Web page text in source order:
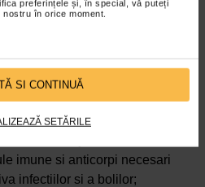
preferințele și, în special, vă puteți
în orice moment.
SI CONTINUĂ
SETĂRILE
catre inima.
ajutand la sinteza
si la recuperarea dupa
dupa leziuni;
imunitare:aminoacizii,
esentiali pentru functionarea
imune si anticorpi necesari
infectiilor si a bolilor;